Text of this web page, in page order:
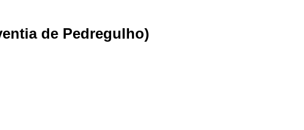
de Pedregulho)